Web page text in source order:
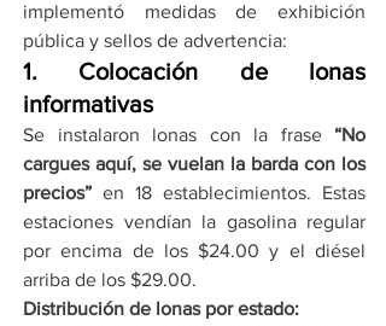
implementó medidas de exhibición
pública y sellos de advertencia:
1. Colocación de lonas
informativas
Se instalaron lonas con la frase “No
cargues aquí, se vuelan la barda con los
precios” en 18 establecimientos. Estas
estaciones vendían la gasolina regular
por encima de los $24.00 y el diésel
arriba de los $29.00.
Distribución de lonas por estado: